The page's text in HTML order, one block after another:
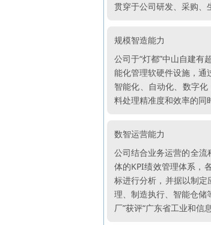
贯穿于公司研发、采购、
规模智造能力
公司于“灯都”中山自建
能化管理软硬件设施，通
智能化、自动化、数字
料处理精准度和效率的同
数智运营能力
公司结合业务运营的全
体的KPI绩效管理体系，
标进行分析，并据以制定
理、制造执行、智能仓储
厂”获评“广东省工业和信